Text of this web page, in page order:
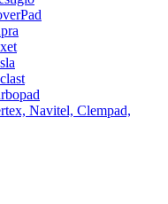
Navitel, Clempad,